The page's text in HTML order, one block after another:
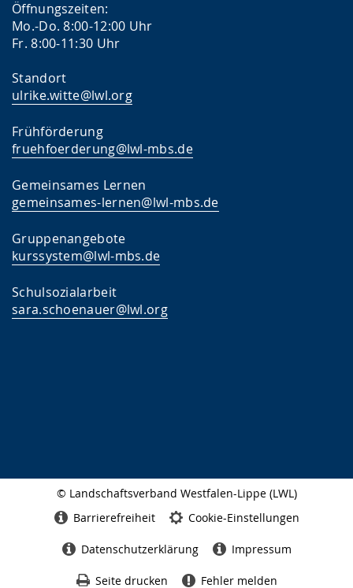
Öffnungszeiten:
Mo.-Do. 8:00-12:00 Uhr
Fr. 8:00-11:30 Uhr
Standort
ulrike.witte@lwl.org
Frühförderung
fruehfoerderung@lwl-mbs.de
Gemeinsames Lernen
gemeinsames-lernen@lwl-mbs.de
Gruppenangebote
kurssystem@lwl-mbs.de
Schulsozialarbeit
sara.schoenauer@lwl.org
© Landschaftsverband Westfalen-Lippe (LWL)
Barrierefreiheit Cookie-Einstellungen
Datenschutzerklärung Impressum
Seite drucken Fehler melden